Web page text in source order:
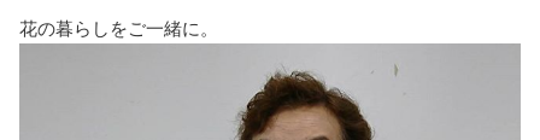
花の暮らしをご一緒に。